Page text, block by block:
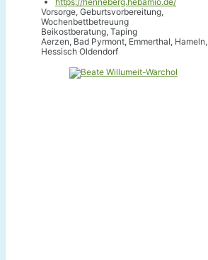
Vorsorge, Geburtsvorbereitung,
Wochenbettbetreuung
Beikostberatung, Taping
Aerzen, Bad Pyrmont, Emmerthal, Hameln,
Hessisch Oldendorf